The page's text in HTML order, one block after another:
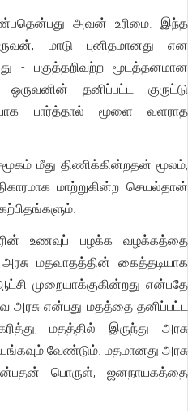
அவன் உரிமை. இந்த
மாடு புனிதமானது என
- பகுத்தறிவற்ற மூடத்தனமான
தனிப்பட்ட குருட்டு
பார்த்தால் மூளை வளராத
மீது திணிக்கின்றதன் மூலம்,
மாற்றுகின்ற செயல்தான்
உணவுப் பழக்க வழக்கத்தை
மதவாதத்தின் கைத்தடியாக
முறையாக்குகின்றது என்பதே
அரசு என்பது மதத்தை தனிப்பட்ட
மதத்தில் இருந்து அரசு
வேண்டும். மதமானது அரசு
பொருள், ஜனநாயகத்தை